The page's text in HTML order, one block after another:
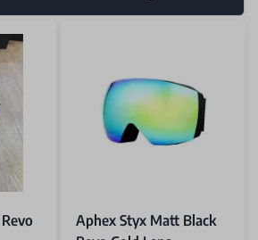
Aphex Styx Matt Black